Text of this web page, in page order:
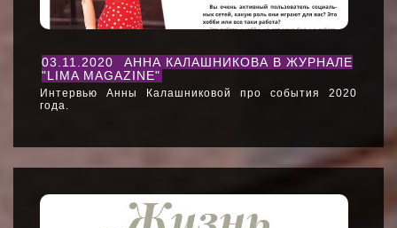
03.11.2020
АННА КАЛАШНИКОВА В ЖУРНАЛЕ
"LIMA MAGAZINE"
Интервью Анны Калашниковой про события 2020
года.